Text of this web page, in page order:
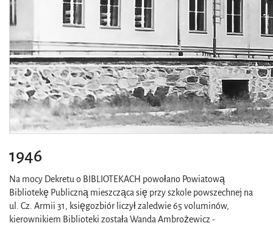
1946
Na mocy Dekretu o BIBLIOTEKACH powołano Powiatową
Bibliotekę Publiczną mieszcząca się przy szkole powszechnej na
ul. Cz. Armii 31, księgozbiór liczył zaledwie 65 voluminów,
kierownikiem Biblioteki została Wanda Ambrożewicz -